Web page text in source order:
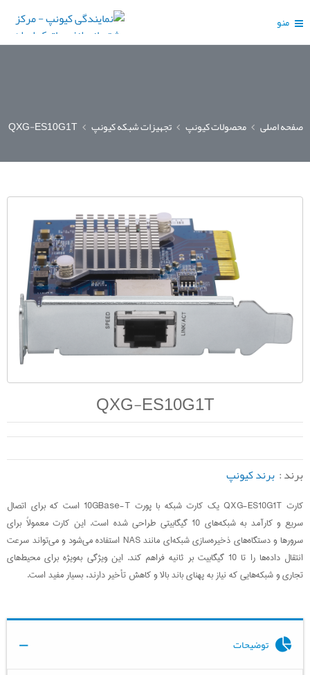
منو
صفحه اصلی محصولات کیونپ تجهیزات شبکه کیونپ QXG-ES10G1T
QXG-ES10G1T
برند : برند کیونپ
کارت QXG-ES10G1T یک کارت شبکه با پورت 10GBase-T است که برای اتصال
سریع و کارآمد به شبکه‌های 10 گیگابیتی طراحی شده است. این کارت معمولاً برای
سرورها و دستگاه‌های ذخیره‌سازی شبکه‌ای مانند NAS استفاده می‌شود و می‌تواند سرعت
انتقال داده‌ها را تا 10 گیگابیت بر ثانیه فراهم کند. این ویژگی به‌ویژه برای محیط‌های
تجاری و شبکه‌هایی که نیاز به پهنای باند بالا و کاهش تأخیر دارند، بسیار مفید است.
توضیحات